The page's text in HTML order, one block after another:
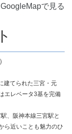
GoogleMapで見る
建てられた三宮・元
エレベータ3基を完備
、阪神本線三宮駅と
ら近いことも魅力のひ